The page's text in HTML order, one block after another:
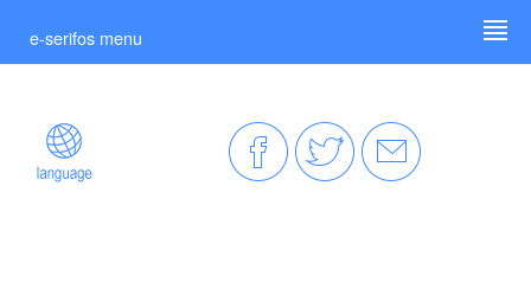
e-serifos menu